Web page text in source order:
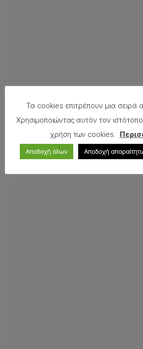
Top Ceramica, Πάνω μέρος
Δείτε περισσότερα
Τα cookies επιτρέπουν μια σειρά
Χρησιμοποιώντας αυτόν τον
χρήση των cookies.
Αποδοχή όλων Αποδοχή